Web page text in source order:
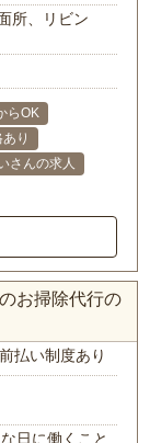
所、リビン
らOK
り
さんの求人
お掃除代行の
払い制度あり
日に働くこと